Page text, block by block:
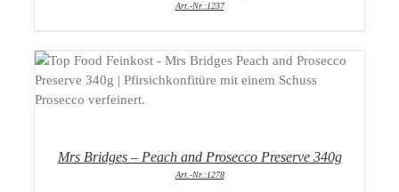
Art.-Nr.:1237
Mrs Bridges – Peach and Prosecco Preserve 340g
Art.-Nr.:1278